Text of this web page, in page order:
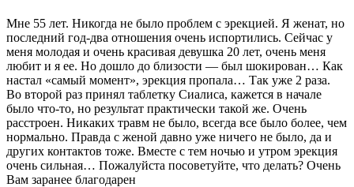
Мне 55 лет. Никогда не было проблем с эрекцией. Я женат, но
последний год-два отношения очень испортились. Сейчас у
меня молодая и очень красивая девушка 20 лет, очень меня
любит и я ее. Но дошло до близости — был шокирован… Как
настал «самый момент», эрекция пропала… Так уже 2 раза.
Во второй раз принял таблетку Сиалиса, кажется в начале
было что-то, но результат практически такой же. Очень
расстроен. Никаких травм не было, всегда все было более, чем
нормально. Правда с женой давно уже ничего не было, да и
других контактов тоже. Вместе с тем ночью и утром эрекция
очень сильная… Пожалуйста посоветуйте, что делать? Очень
Вам заранее благодарен